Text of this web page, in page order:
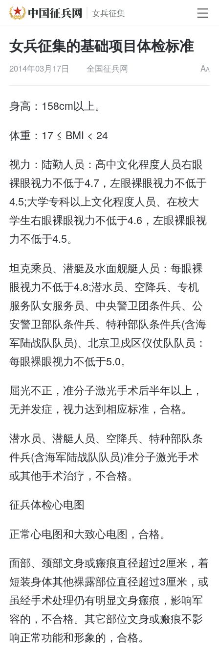
女兵征集
女兵征集的基础项目体检标准
2014年03月17日 全国征兵网 AA
身高：158cm以上。
体重：17 ≤ BMI < 24
视力：陆勤人员：高中文化程度人员右眼
裸眼视力不低于4.7，左眼裸眼视力不低于
4.5;大学专科以上文化程度人员、在校大
学生右眼裸眼视力不低于4.6，左眼裸眼视
力不低于4.5。
坦克乘员、潜艇及水面舰艇人员：每眼裸
眼视力不低于4.8;潜水员、空降兵、专机
服务队女服务员、中央警卫团条件兵、公
安警卫部队条件兵、特种部队条件兵(含海
军陆战队队员)、北京卫戍区仪仗队队员：
每眼裸眼视力不低于5.0。
屈光不正，准分子激光手术后半年以上，
无并发症，视力达到相应标准，合格。
潜水员、潜艇人员、空降兵、特种部队条
件兵(含海军陆战队队员)准分子激光手术
或其他手术治疗，不合格。
征兵体检心电图
正常心电图和大致心电图，合格。
面部、颈部文身或瘢痕直径超过2厘米，着
短装身体其他裸露部位直径超过3厘米，或
虽经手术处理仍有明显文身瘢痕，影响军
容的，不合格。其它部位文身或瘢痕不影
响正常功能和形象的，合格。